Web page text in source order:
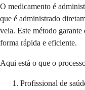
O medicamento é
que é administrado
veia. Este método
forma rápida e eficiente.
Aqui está o que o
Profissional de